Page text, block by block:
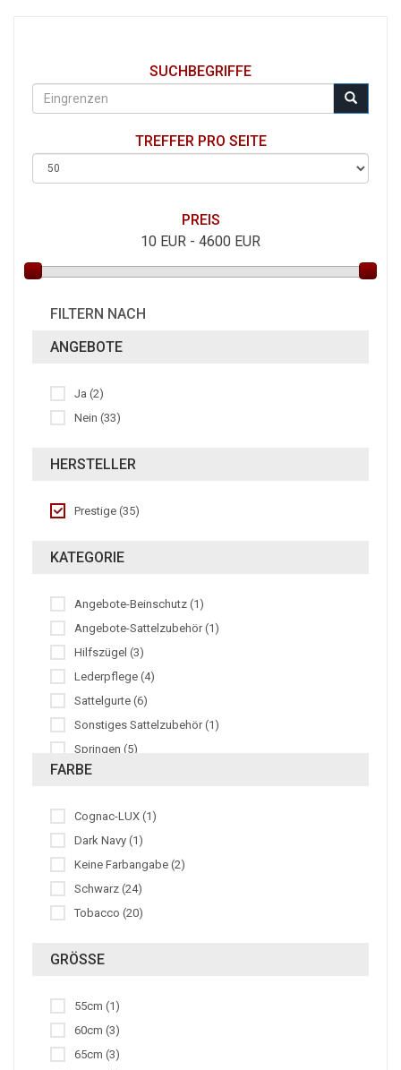
SUCHBEGRIFFE
TREFFER PRO SEITE
PREIS
10 EUR - 4600 EUR
FILTERN NACH
ANGEBOTE
Ja (2)
Nein (33)
HERSTELLER
Prestige (35)
KATEGORIE
Angebote-Beinschutz (1)
Angebote-Sattelzubehör (1)
Hilfszügel (3)
Lederpflege (4)
Sattelgurte (6)
Sonstiges Sattelzubehör (1)
Springen (5)
Steigbügelriemen (2)
Zügel (7)
FARBE
Cognac-LUX (1)
Dark Navy (1)
Keine Farbangabe (2)
Schwarz (24)
Tobacco (20)
GRÖSSE
55cm (1)
60cm (3)
65cm (3)